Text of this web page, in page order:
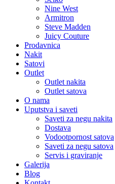
Nine West
Armitron
Steve Madden
Juicy Couture
Prodavnica
Nakit
Satovi
Outlet
Outlet nakita
Outlet satova
O nama
Uputstva i saveti
Saveti za negu nakita
Dostava
Vodootpornost satova
Saveti za negu satova
Servis i graviranje
Galerija
Blog